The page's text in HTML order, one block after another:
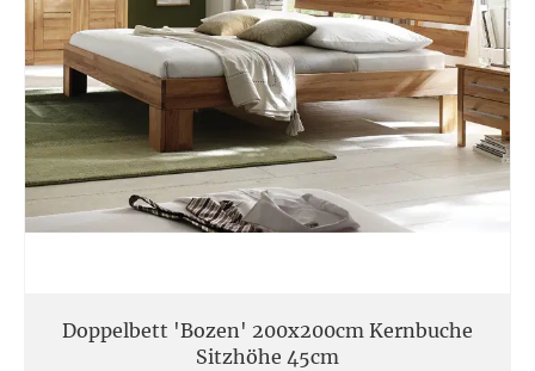
Doppelbett 'Bozen' 200x200cm Kernbuche
Sitzhöhe 45cm